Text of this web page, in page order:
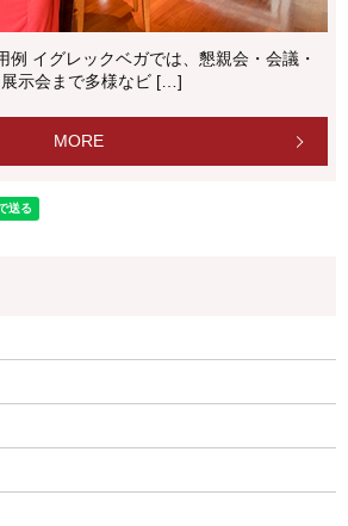
例 イグレックベガでは、懇親会・会議・
示会まで多様なビ […]
MORE